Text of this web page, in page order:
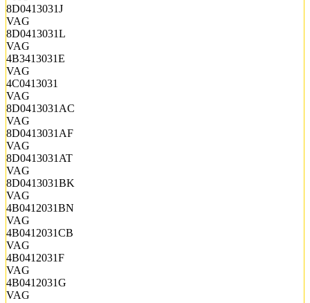
8D0413031J
VAG
8D0413031L
VAG
4B3413031E
VAG
4C0413031
VAG
8D0413031AC
VAG
8D0413031AF
VAG
8D0413031AT
VAG
8D0413031BK
VAG
4B0412031BN
VAG
4B0412031CB
VAG
4B0412031F
VAG
4B0412031G
VAG